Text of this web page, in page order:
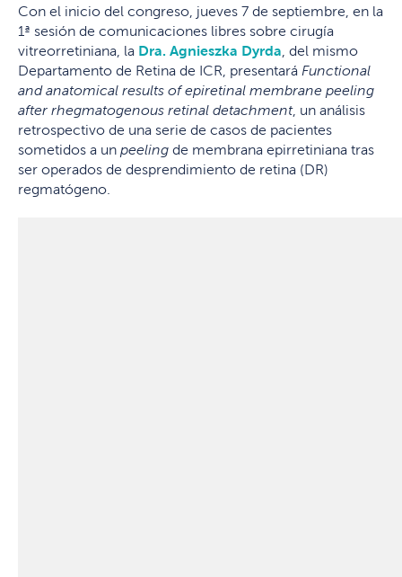
Con el inicio del congreso, jueves 7 de septiembre, en la
1ª sesión de comunicaciones libres sobre cirugía
vitreorretiniana, la Dra. Agnieszka Dyrda , del mismo
Departamento de Retina de ICR, presentará Functional
and anatomical results of epiretinal membrane peeling
after rhegmatogenous retinal detachment, un análisis
retrospectivo de una serie de casos de pacientes
sometidos a un peeling de membrana epirretiniana tras
ser operados de desprendimiento de retina (DR)
regmatógeno.